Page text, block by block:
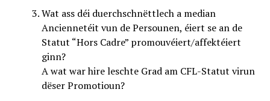
Wat ass déi duerchschnëttlech a median
Anciennetéit vun de Persounen, éiert se an de
Statut “Hors Cadre” promouvéiert/affektéiert
ginn?
A wat war hire leschte Grad am CFL-Statut virun
dëser Promotioun?